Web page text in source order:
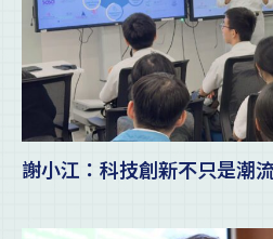
謝小江：科技創新不只是潮